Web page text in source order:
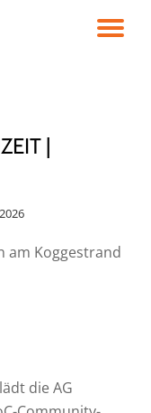
|
am Koggestrand
die AG